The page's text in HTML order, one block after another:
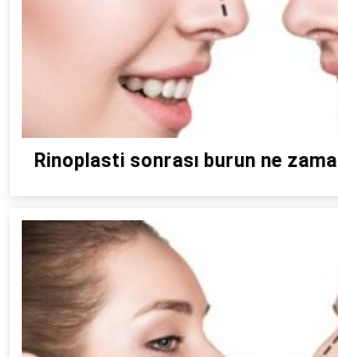
Rinoplasti sonrası burun ne